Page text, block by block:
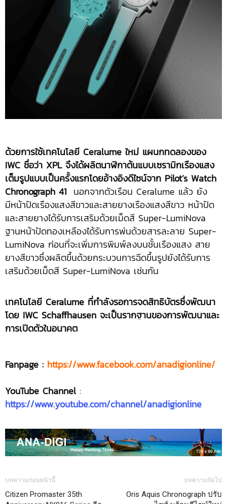
ด้วยการใช้เทคโนโลยี Ceralume ใหม่ แผนกทดลองของ
IWC ชื่อว่า XPL จึงได้ผลิตนาฬิกาต้นแบบเซรามิกเรืองแสง
เต็มรูปแบบเป็นครั้งแรกโดยอ้างอิงดีไซน์จาก Pilot’s Watch
Chronograph 41 นอกจากตัวเรือน Ceralume แล้ว ยัง
มีหน้าปัดเรืองแสงสีขาวและสายยางเรืองแสงสีขาว หน้าปัด
และสายยางได้รับการเสริมด้วยเม็ดสี Super-LumiNova
ฐานหน้าปัดทองเหลืองได้รับการพ่นด้วยสารละลาย Super-
LumiNova ก่อนที่จะเพิ่มการพิมพ์ลงบนชั้นเรืองแสง สาย
ยางสีขาวซึ่งผลิตขึ้นด้วยกระบวนการฉีดขึ้นรูปยังได้รับการ
เสริมด้วยเม็ดสี Super-LumiNova เช่นกัน
เทคโนโลยี Ceralume ที่กำลังรอการจดสิทธิบัตรซึ่งพัฒนา
โดย IWC Schaffhausen จะเป็นรากฐานของการพัฒนาและ
การเปิดตัวในอนาคต
Fanpage : https://www.facebook.com/anadigionline/
YouTube Channel :
https://www.youtube.com/channel/anadigionline
บทความก่อนหน้านี้
Citizen Promaster 35th
บทความถัดไป
Oris Aquis Chronograph ปรับ